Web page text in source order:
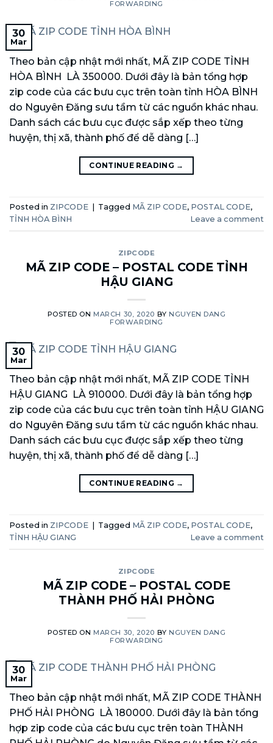
FORWARDING
30
Mar
Theo bản cập nhật mới nhất, MÃ ZIP CODE TỈNH
HÒA BÌNH LÀ 350000. Dưới đây là bản tổng hợp
zip code của các bưu cục trên toàn tỉnh HÒA BÌNH
do Nguyên Đăng sưu tầm từ các nguồn khác nhau.
Danh sách các bưu cục được sắp xếp theo từng
huyện, thị xã, thành phố để dễ dàng […]
CONTINUE READING →
Posted in ZIPCODE Tagged MÃ ZIP CODE, POSTAL CODE,
TỈNH HÒA BÌNH
Leave a comment
ZIPCODE
MÃ ZIP CODE – POSTAL CODE TỈNH
HẬU GIANG
POSTED ON MARCH 30, 2020 BY NGUYEN DANG
FORWARDING
30
Mar
Theo bản cập nhật mới nhất, MÃ ZIP CODE TỈNH
HẬU GIANG LÀ 910000. Dưới đây là bản tổng hợp
zip code của các bưu cục trên toàn tỉnh HẬU GIANG
do Nguyên Đăng sưu tầm từ các nguồn khác nhau.
Danh sách các bưu cục được sắp xếp theo từng
huyện, thị xã, thành phố để dễ dàng […]
CONTINUE READING →
Posted in ZIPCODE Tagged MÃ ZIP CODE, POSTAL CODE,
TỈNH HẬU GIANG
Leave a comment
ZIPCODE
MÃ ZIP CODE – POSTAL CODE
THÀNH PHỐ HẢI PHÒNG
POSTED ON MARCH 30, 2020 BY NGUYEN DANG
FORWARDING
30
Mar
Theo bản cập nhật mới nhất, MÃ ZIP CODE THÀNH
PHỐ HẢI PHÒNG LÀ 180000. Dưới đây là bản tổng
hợp zip code của các bưu cục trên toàn THÀNH